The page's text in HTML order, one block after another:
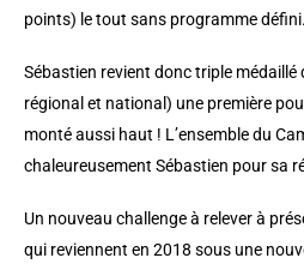
points) le tout sans programme défini.
Sébastien revient donc triple médaillé
régional et national) une première
monté aussi haut ! L’ensemble du
chaleureusement Sébastien pour sa
Un nouveau challenge à relever à
qui reviennent en 2018 sous une